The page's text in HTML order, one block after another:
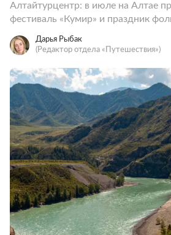
Алтайтурцентр: в июле на Алтае
фестиваль «Кумир» и праздник
Дарья Рыбак
(Редактор отдела «Путешествия»)